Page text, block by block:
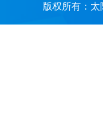
版权所有：太